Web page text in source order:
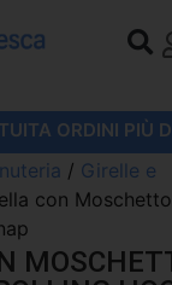
ORDINI PIÙ
/ Girelle e
con